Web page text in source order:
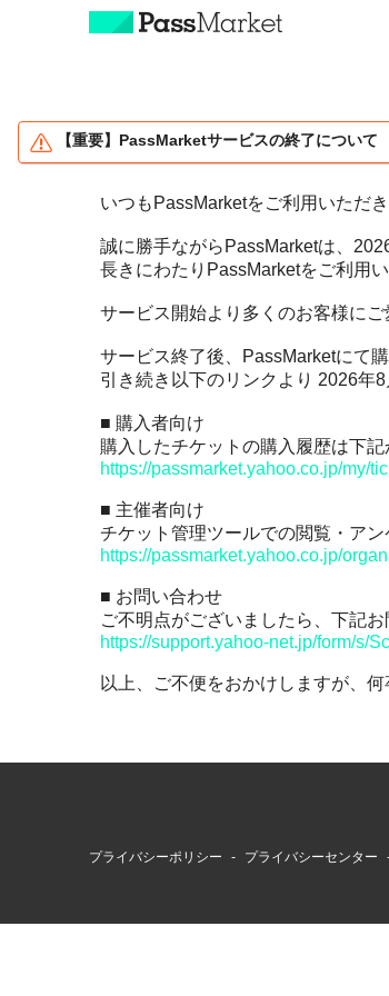
室、ワークショップ
、ゲーム、アニメ
長とご利用の流れ
料ダウンロード
催者さまへオススメ
整理券の発券で
オンラインのイベント
チケット作成管理
【重要】PassMarketサービスの終了について
いつもPassMarketをご利用いただ
誠に勝手ながらPassMarketは、
長きにわたりPassMarketをご利用
サービス開始より多くのお客様に
サービス終了後、PassMarketにて
引き続き以下のリンクより 2026年
■ 購入者向け
購入したチケットの購入履歴は下記
https://passmarket.yahoo.co.jp/my/
■ 主催者向け
チケット管理ツールでの閲覧・ア
https://passmarket.yahoo.co.jp/
■ お問い合わせ
ご不明点がございましたら、下記
https://support.yahoo-net.jp/form/s/
以上、ご不便をおかけしますが、
プライバシーポリシー
プライバシーセンター